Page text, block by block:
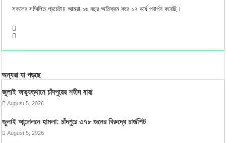
সকলের সম্মিলিত প্রচেষ্টায় আমরা ১৬ বছর অতিক্রম করে ১৭ বর্ষে পদার্পণ করেছি।
অন্যরা যা পড়ছে
জুলাই অভ্যুত্থানে চাঁদপুরের শহীদ যারা
August 5, 2026
জুলাই আন্দোলনে হামলা: চাঁদপুরে ৩৭৮ জনের বিরুদ্ধে চার্জশিট
August 5, 2026